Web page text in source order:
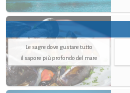
Le sagre dove gustare tutto
il sapore più profondo del mare